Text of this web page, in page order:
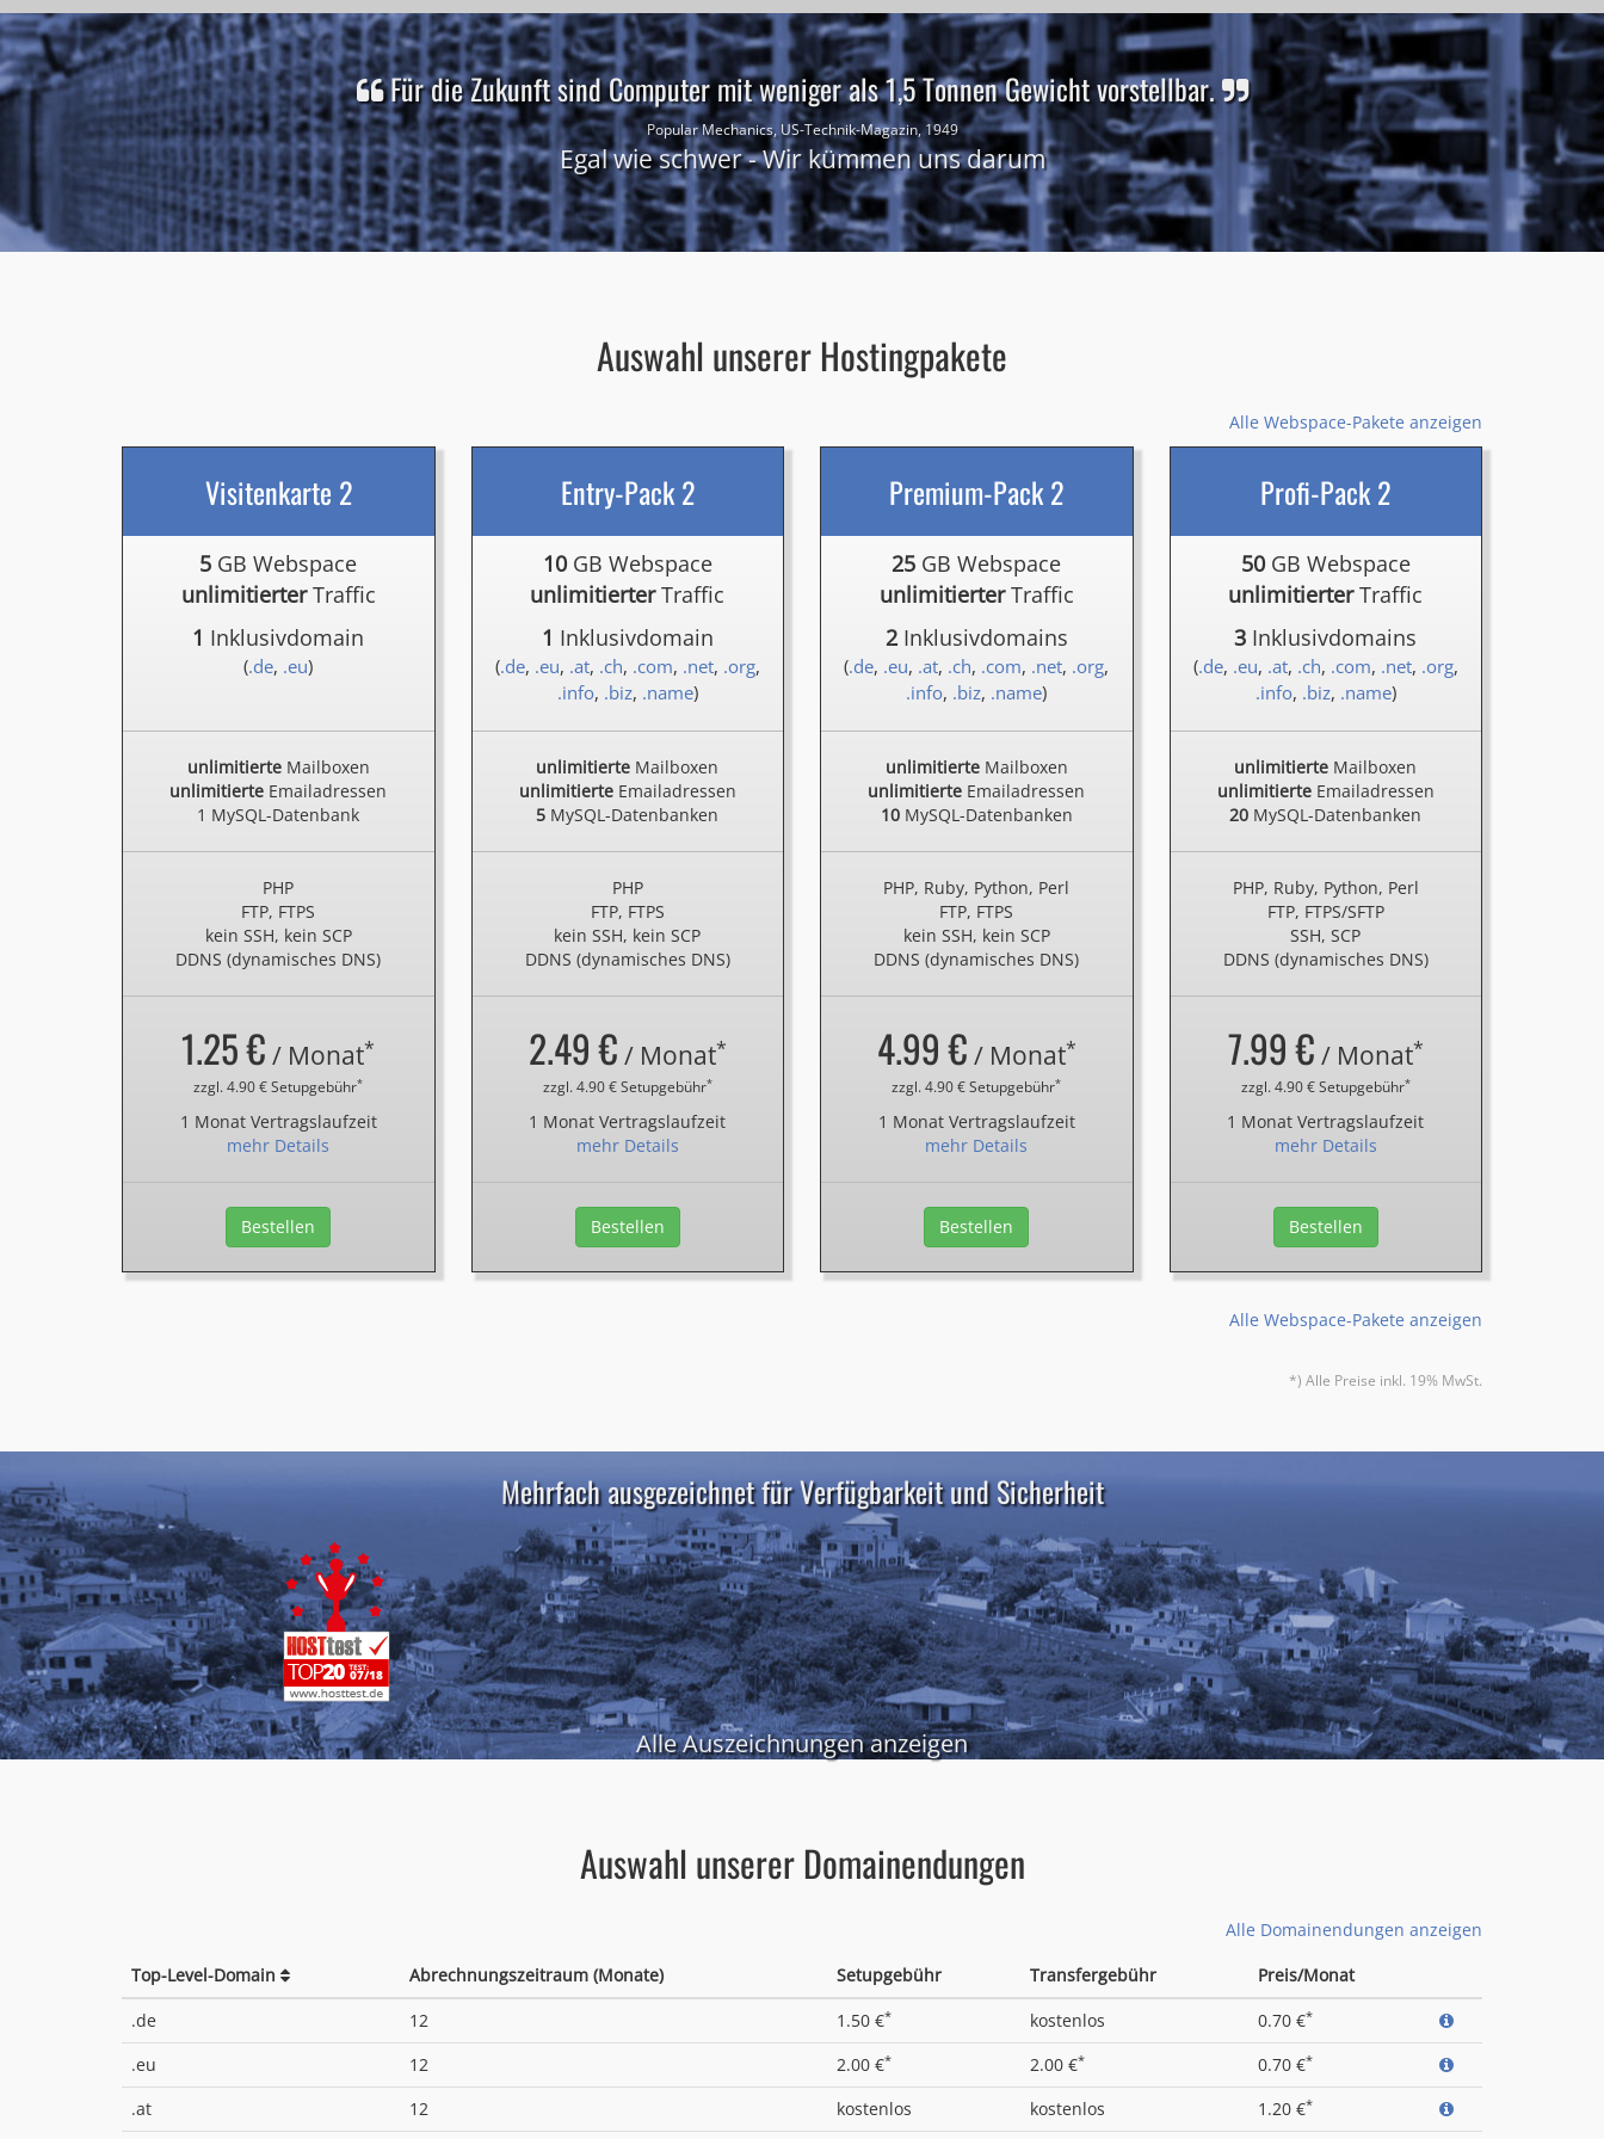
Für die Zukunft sind Computer mit weniger als 1,5 Tonnen Gewicht vorstellbar.
Popular Mechanics, US-Technik-Magazin, 1949
Egal wie schwer - Wir kümmen uns darum
Auswahl unserer Hostingpakete
Alle Webspace-Pakete anzeigen
Visitenkarte 2
5 GB Webspace
unlimitierterTraffic
1 Inklusivdomain
(.de, .eu)
unlimitierteMailboxen
unlimitierte Emailadressen
1 MySQL-Datenbank
PHP
FTP, FTPS
kein SSH, kein SCP
DDNS (dynamisches DNS)
1.25 € / Monat*
zzgl. 4.90 € Setupgebühr*
1 Monat Vertragslaufzeit
mehr Details
Bestellen
Entry-Pack 2
10GB Webspace
unlimitierterTraffic
1 Inklusivdomain
(.de, .eu, .at, .ch, .com, .net, .org,
.info, .biz, .name)
unlimitierte Mailboxen
unlimitierteEmailadressen
5 MySQL-Datenbanken
PHP
FTP, FTPS
kein SSH, kein SCP
DDNS (dynamisches DNS)
2.49 € / Monat*
zzgl. 4.90 € Setupgebühr*
1 Monat Vertragslaufzeit
mehr Details
Bestellen
Premium-Pack 2
25 GB Webspace
unlimitierterTraffic
2Inklusivdomains
(.de, .eu, .at, .ch, .com, .net, .org,
.info, .biz, .name)
unlimitierteMailboxen
unlimitierte Emailadressen
10MySQL-Datenbanken
PHP, Ruby, Python, Perl
FTP, FTPS
kein SSH, kein SCP
DDNS (dynamisches DNS)
4.99 € / Monat*
zzgl. 4.90 € Setupgebühr*
1 Monat Vertragslaufzeit
mehr Details
Bestellen
Profi-Pack 2
50GB Webspace
unlimitierterTraffic
3 Inklusivdomains
(.de, .eu, .at, .ch, .com, .net, .org,
.info, .biz, .name)
unlimitierte Mailboxen
unlimitierteEmailadressen
20 MySQL-Datenbanken
PHP, Ruby, Python, Perl
FTP, FTPS/SFTP
SSH, SCP
DDNS (dynamisches DNS)
7.99 € / Monat*
zzgl. 4.90 € Setupgebühr*
1 Monat Vertragslaufzeit
mehr Details
Bestellen
Alle Webspace-Pakete anzeigen
*) Alle Preise inkl. 19% MwSt.
Mehrfach ausgezeichnet für Verfügbarkeit und Sicherheit
Alle Auszeichnungen anzeigen
Auswahl unserer Domainendungen
Alle Domainendungen anzeigen
Top-Level-Domain
Abrechnungszeitraum (Monate) Setupgebühr Transfergebühr
Preis/Monat
.de
12 1.50 €* kostenlos 0.70 €*
.eu 12 2.00 €* 2.00 €* 0.70 €*
.at 12 kostenlos kostenlos 1.20 €*